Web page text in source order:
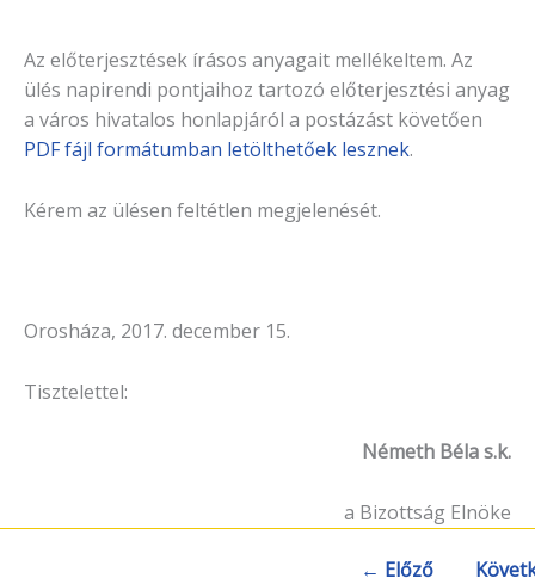
Az előterjesztések írásos anyagait mellékeltem. Az
ülés napirendi pontjaihoz tartozó elő­terjesztési anyag
a város hivatalos honlapjáról a postázást köve­tően
PDF fájl formátumban letölthetőek lesznek.
Kérem az ülésen feltétlen megjelenését.
Orosháza, 2017. december 15.
Tisztelettel:
Németh Béla s.k.
a Bizottság Elnöke
← Előző